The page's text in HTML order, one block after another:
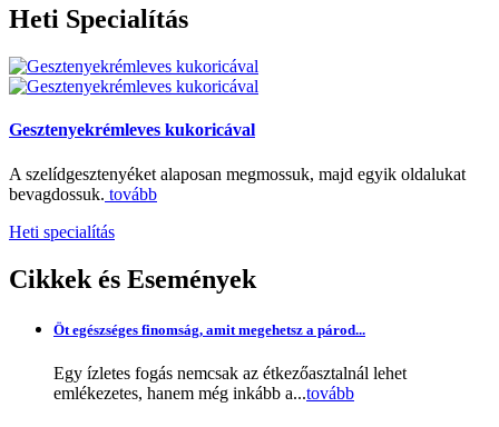
Heti Specialítás
Gesztenyekrémleves kukoricával
A szelídgesztenyéket alaposan megmossuk, majd egyik oldalukat
bevagdossuk. tovább
Heti specialítás
Cikkek és Események
Öt egészséges finomság, amit megehetsz a párod...
Egy ízletes fogás nemcsak az étkezőasztalnál lehet
emlékezetes, hanem még inkább a...tovább